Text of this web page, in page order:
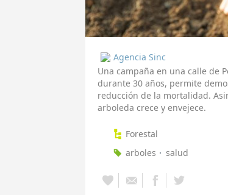
Agencia Sinc
Una campaña en una calle de
durante 30 años, permite
reducción de la mortalidad.
arboleda crece y envejece.
Forestal
arboles
salud